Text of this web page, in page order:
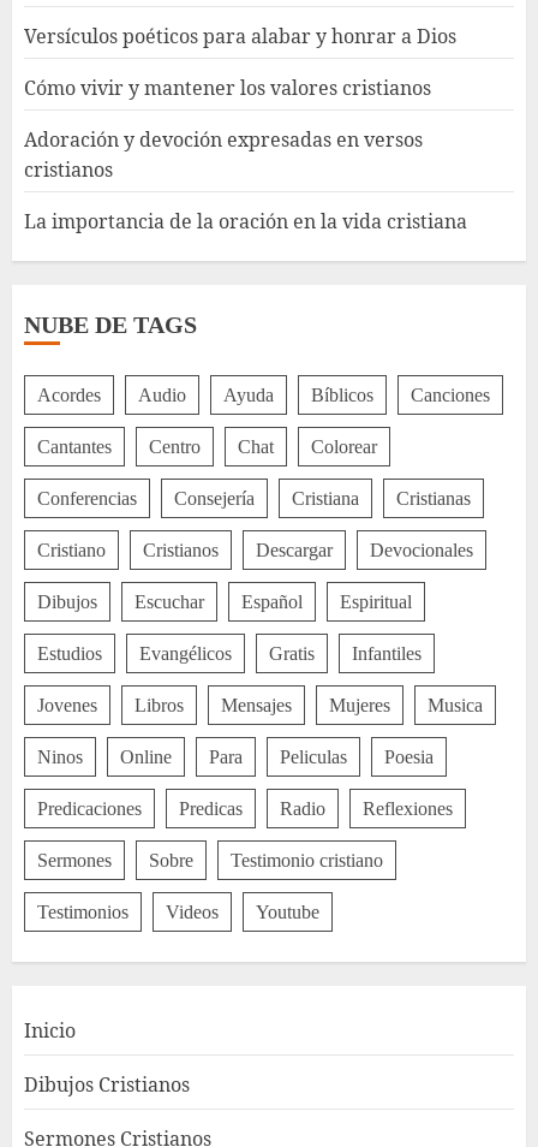
Versículos poéticos para alabar y honrar a Dios
Cómo vivir y mantener los valores cristianos
Adoración y devoción expresadas en versos
cristianos
La importancia de la oración en la vida cristiana
NUBE DE TAGS
Acordes Audio Ayuda Bíblicos Canciones
Cantantes Centro Chat Colorear
Conferencias Consejería Cristiana Cristianas
Cristiano Cristianos Descargar Devocionales
Dibujos Escuchar Español Espiritual
Estudios Evangélicos Gratis Infantiles
Jovenes Libros Mensajes Mujeres Musica
Ninos Online Para Peliculas Poesia
Predicaciones Predicas Radio Reflexiones
Sermones Sobre Testimonio cristiano
Testimonios Videos Youtube
Inicio
Dibujos Cristianos
Sermones Cristianos